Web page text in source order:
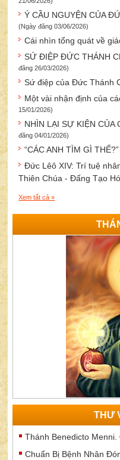
Ý CẦU NGUYỆN CỦA
(Ngày đăng 03/06/2026)
Cái nhìn tổng quát về
SỨ ĐIỆP ĐỨC THÁNH
đăng 26/03/2026)
Sứ điệp của Đức Thánh
Một vài nhận định của
15/01/2026)
NHÌN LẠI SỰ KIỆN
đăng 04/01/2026)
“CÁC ANH TÌM GÌ
Đức Lêô XIV: Trí tuệ
Thiên Chúa - Đấng Tạo
Xem tất cả »
THƯ
Thánh Benedicto
Chuẩn Bị Bệnh Nhân